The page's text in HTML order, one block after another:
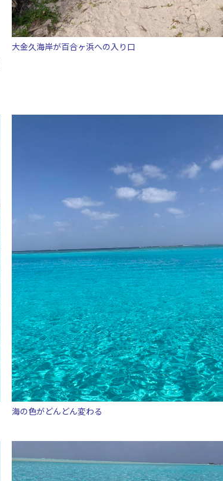
大金久海岸が百合ヶ浜への入り口
海の色がどんどん変わる